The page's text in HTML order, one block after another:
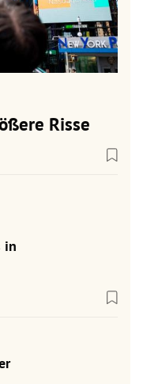
Risse
in